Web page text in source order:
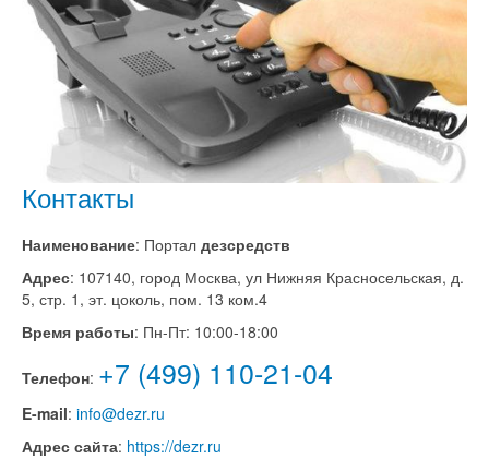
Контакты
Наименование: Портал дезсредств
Адрес: 107140, город Москва, ул Нижняя Красносельская, д.
5, стр. 1, эт. цоколь, пом. 13 ком.4
Время работы: Пн-Пт: 10:00-18:00
Телефон: +7 (499) 110-21-04
E-mail: info@dezr.ru
Адрес сайта: https://dezr.ru